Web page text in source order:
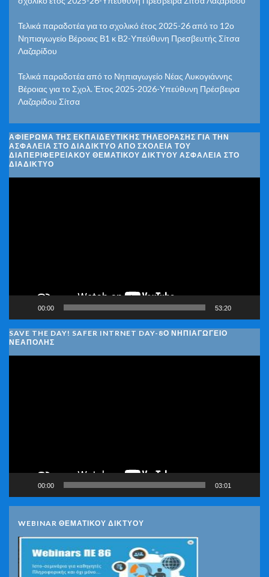
Τελικά παραδοτέα για το σχολικό έτος 2025-26 από το 12ο
Νηπιαγωγείο Βέροιας Β1 κ Β2-Υπεύθυνη Πρεσβευτής Σίτσα
Λαζαρίδου
Τελικά παραδοτέα από το Νηπιαγωγείο Νέας Λυκογιάννης
Βέροιας για το Σχολ. Έτος 2025-2026-Υπεύθυνη Πρέσβειρα
Λαζαρίδου Σίτσα
ΑΦΙΈΡΩΜΑ ΤΗΣ ΕΚΠΑΙΔΕΥΤΙΚΉΣ ΤΗΛΕΌΡΑΣΗΣ ΓΙΑ ΤΗΝ
ΑΣΦΆΛΕΙΑ ΣΤΟ ΔΙΑΔΊΚΤΥΟ ΑΠΌ ΣΧΟΛΕΊΑ ΤΟΥ
ΔΙΑΠΕΡΙΦΕΡΕΙΑΚΟΎ ΘΕΜΑΤΙΚΟΎ ΔΙΚΤΎΟΥ ΑΣΦΆΛΕΙΑ ΣΤΟ
ΔΙΑΔΊΚΤΥΟ
00:00 53:20
SAVE THE DAY! SAFER INTRNET DAY-8Ο ΝΗΠΙΑΓΩΓΕΙΟ
ΝΕΑΠΟΛΗΣ
00:00 03:01
WEBINAR ΘΕΜΑΤΙΚΟΥ ΔΙΚΤΥΟΥ